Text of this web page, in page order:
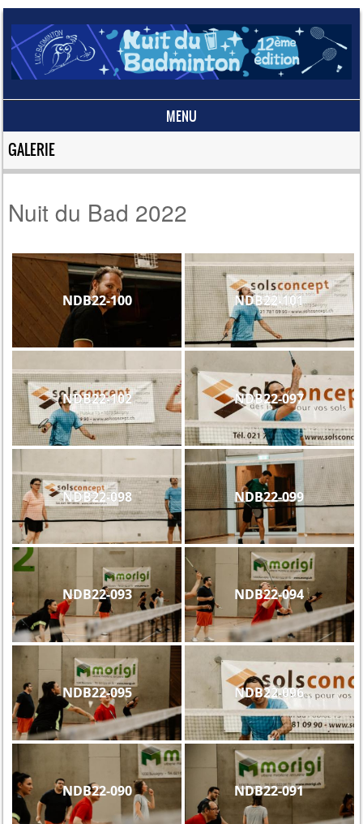
MENU
Skip to content
GALERIE
Nuit du Bad 2022
NDB22-100 NDB22-101
NDB22-102 NDB22-097
NDB22-098 NDB22-099
NDB22-093 NDB22-094
NDB22-095 NDB22-096
NDB22-090 NDB22-091